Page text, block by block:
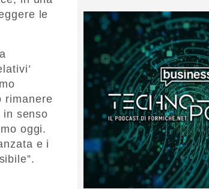
le
rimanere
senso
oggi.
e i